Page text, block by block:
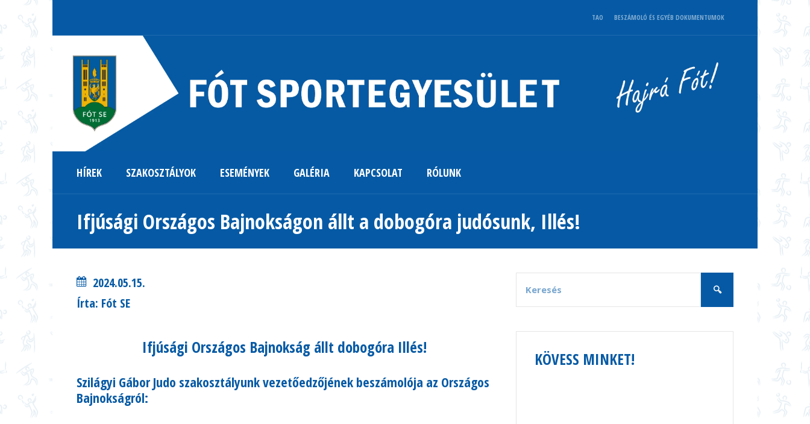
TAO BESZÁMOLÓ ÉS EGYÉB DOKUMENTUMOK
HÍREK SZAKOSZTÁLYOK ESEMÉNYEK GALÉRIA KAPCSOLAT RÓLUNK
Ifjúsági Országos Bajnokságon állt a dobogóra judósunk, Illés!
2024.05.15.
Írta: Fót SE
Ifjúsági Országos Bajnokság állt dobogóra Illés!
Szilágyi Gábor Judo szakosztályunk vezetőedzőjének beszámolója az Országos
Bajnokságról:
KÖVESS MINKET!